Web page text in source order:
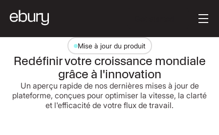
Mise à jour du produit
Redéfinir votre croissance mondiale
grâce à l'innovation
Un aperçu rapide de nos dernières mises à jour de
plateforme, conçues pour optimiser la vitesse, la clarté
et l'efficacité de votre flux de travail.